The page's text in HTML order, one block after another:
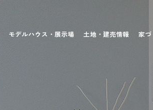
モデルハウス・展示場 土地・建売情報 家づ